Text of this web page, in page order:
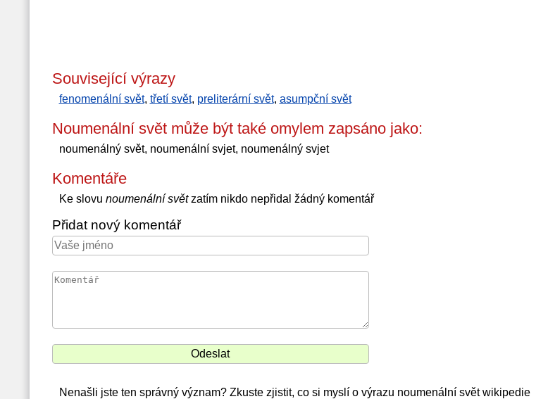
Související výrazy
fenomenální svět, třetí svět, preliterární svět, asumpční svět
Noumenální svět může být také omylem zapsáno jako:
noumenálný svět, noumenální svjet, noumenálný svjet
Komentáře
Ke slovu noumenální světzatím nikdo nepřidal žádný komentář
Přidat nový komentář
Nenašli jste ten správný význam? Zkuste zjistit, co si myslí o výrazu noumenální svět wikipedie